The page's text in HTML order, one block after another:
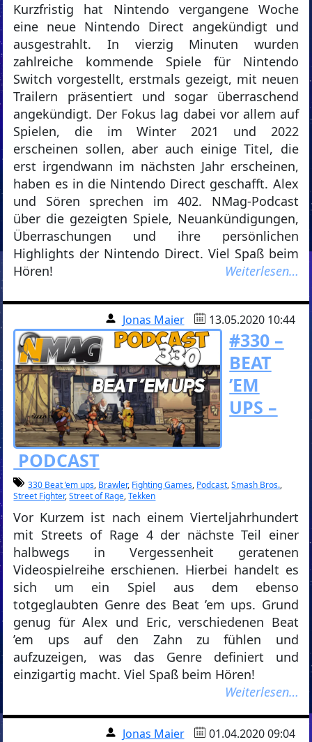
Kurzfristig hat Nintendo vergangene Woche
eine neue Nintendo Direct angekündigt und
ausgestrahlt. In vierzig Minuten wurden
zahlreiche kommende Spiele für Nintendo
Switch vorgestellt, erstmals gezeigt, mit neuen
Trailern präsentiert und sogar überraschend
angekündigt. Der Fokus lag dabei vor allem auf
Spielen, die im Winter 2021 und 2022
erscheinen sollen, aber auch einige Titel, die
erst irgendwann im nächsten Jahr erscheinen,
haben es in die Nintendo Direct geschafft. Alex
und Sören sprechen im 402. NMag-Podcast
über die gezeigten Spiele, Neuankündigungen,
Überraschungen und ihre persönlichen
Highlights der Nintendo Direct. Viel Spaß beim
Hören!
Weiterlesen…
Jonas Maier 13.05.2020 10:44
#330 –
BEAT
’EM
UPS –
PODCAST
330 Beat ’em ups, Brawler, Fighting Games, Podcast,Smash Bros.,
Street Fighter,Street of Rage,Tekken
Vor Kurzem ist nach einem Vierteljahrhundert
mit Streets of Rage 4 der nächste Teil einer
halbwegs in Vergessenheit geratenen
Videospielreihe erschienen. Hierbei handelt es
sich um ein Spiel aus dem ebenso
totgeglaubten Genre des Beat ’em ups. Grund
genug für Alex und Eric, verschiedenen Beat
’em ups auf den Zahn zu fühlen und
aufzuzeigen, was das Genre definiert und
einzigartig macht. Viel Spaß beim Hören!
Weiterlesen…
Jonas Maier 01.04.2020 09:04